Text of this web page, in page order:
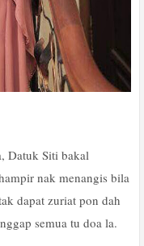
Datuk Siti bakal
nak menangis bila
dapat zuriat pon dah
semua tu doa la.